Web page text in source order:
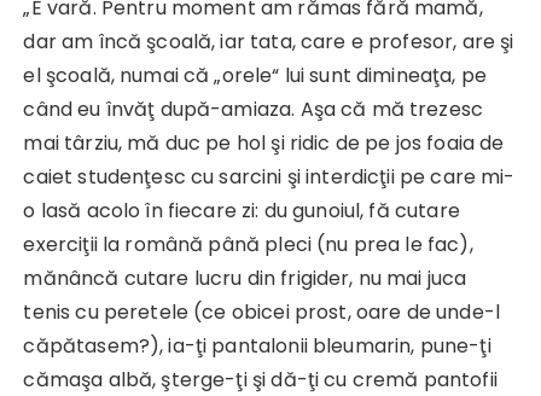
„E vară. Pentru moment am rămas fără mamă,
dar am încă şcoală, iar tata, care e profesor, are şi
el şcoală, numai că „orele“ lui sunt dimineaţa, pe
când eu învăţ după-amiaza. Aşa că mă trezesc
mai târziu, mă duc pe hol şi ridic de pe jos foaia de
caiet studenţesc cu sarcini şi interdicţii pe care mi-
o lasă acolo în fiecare zi: du gunoiul, fă cutare
exerciţii la română până pleci (nu prea le fac),
mănâncă cutare lucru din frigider, nu mai juca
tenis cu peretele (ce obicei prost, oare de unde-l
căpătasem?), ia-ţi pantalonii bleumarin, pune-ţi
cămaşa albă, şterge-ţi şi dă-ţi cu cremă pantofii